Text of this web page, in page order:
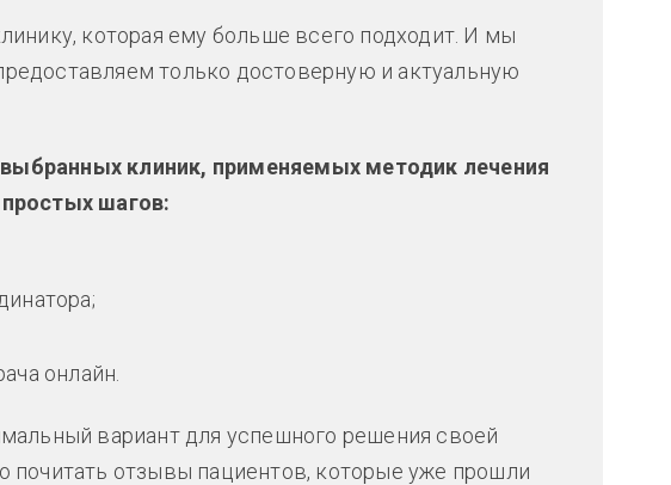
которая ему больше всего подходит. И мы
только достоверную и актуальную
клиник, применяемых методик лечения
шагов:
онлайн.
вариант для успешного решения своей
отзывы пациентов, которые уже прошли